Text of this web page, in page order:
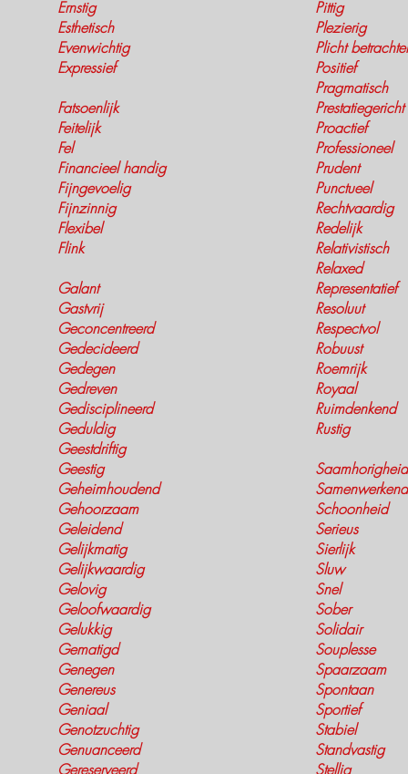
Ernstig
Esthetisch
Evenwichtig
Expressief
Fatsoenlijk
Feitelijk
Fel
Financieel handig
Fijngevoelig
Fijnzinnig
Flexibel
Flink
Galant
Gastvrij
Geconcentreerd
Gedecideerd
Gedegen
Gedreven
Gedisciplineerd
Geduldig
Geestdriftig
Geestig
Geheimhoudend
Gehoorzaam
Geleidend
Gelijkmatig
Gelijkwaardig
Gelovig
Geloofwaardig
Gelukkig
Gematigd
Genegen
Genereus
Geniaal
Genotzuchtig
Genuanceerd
Gereserveerd
Pittig
Plezierig
Plicht
Positief
Pragmatisch
Prestatiegericht
Proactief
Professioneel
Prudent
Punctueel
Rechtvaardig
Redelijk
Relativistisch
Relaxed
Representatief
Resoluut
Respectvol
Robuust
Roemrijk
Royaal
Ruimdenkend
Rustig
Saamhorigheid
Samenwerkend
Schoonheid
Serieus
Sierlijk
Sluw
Snel
Sober
Solidair
Souplesse
Spaarzaam
Spontaan
Sportief
Stabiel
Standvastig
Stellig